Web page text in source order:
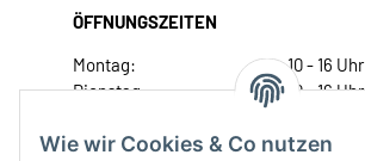
Wie wir Cookies & Co nutzen
ÖFFNUNGSZEITEN
Montag:
10 - 16 Uhr
Dienstag:
10 - 16 Uhr
Donnerstag:
10 - 18 Uhr